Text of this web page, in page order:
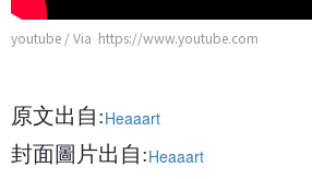
youtube / Via https://www.youtube.com
原文出自:Heaaart
封面圖片出自:Heaaart